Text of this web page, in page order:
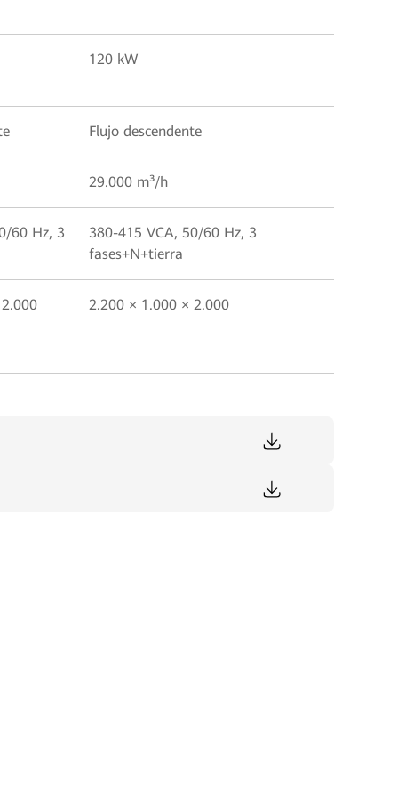
120 kW
Flujo descendente
29.000 m³/h
60 Hz, 3
380-415 VCA, 50/60 Hz, 3
fases+N+tierra
2.200 × 1.000 × 2.000